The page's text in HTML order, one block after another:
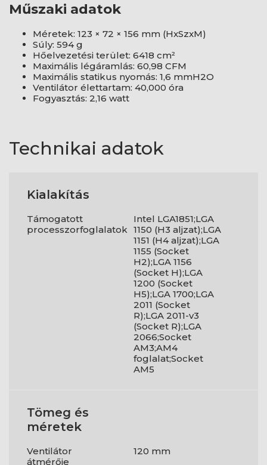
Műszaki adatok
Méretek: 123 × 72 × 156 mm (HxSzxM)
Súly: 594 g
Hőelvezetési terület: 6418 cm²
Maximális légáramlás: 60,98 CFM
Maximális statikus nyomás: 1,6 mmH2O
Ventilátor élettartam: 40,000 óra
Fogyasztás: 2,16 watt
Technikai adatok
Kialakítás
Támogatott
processzorfoglalatok
Intel LGA1851;LGA
1150 (H3 aljzat);LGA
1151 (H4 aljzat);LGA
1155 (Socket
H2);LGA 1156
(Socket H);LGA
1200 (Socket
H5);LGA 1700;LGA
2011 (Socket
R);LGA 2011-v3
(Socket R);LGA
2066;Socket
AM3;AM4
foglalat;Socket
AM5
Tömeg és
méretek
Ventilátor
átmérője
120 mm